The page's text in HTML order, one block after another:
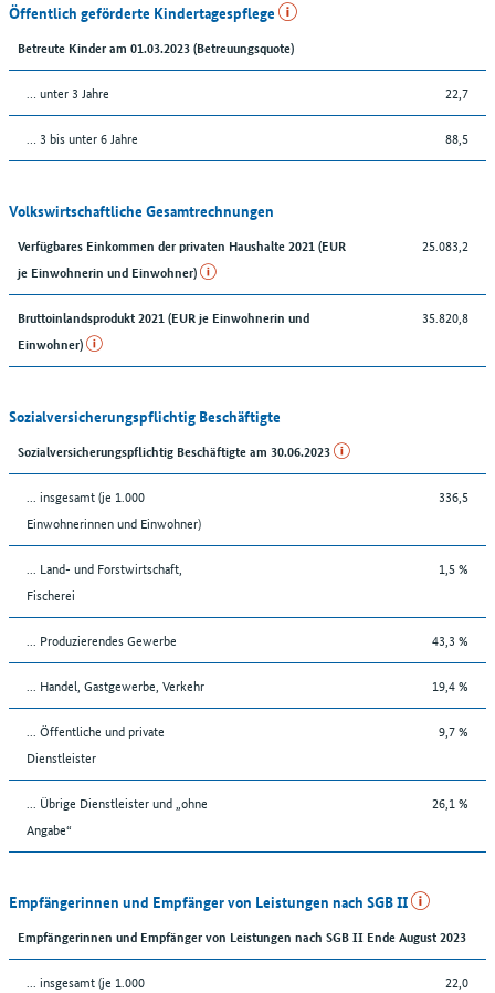
Öffentlich geförderte Kindertagespflege
Betreute Kinder am 01.03.2023 (Betreuungsquote)
… unter 3 Jahre 22,7
… 3 bis unter 6 Jahre 88,5
Volkswirtschaftliche Gesamtrechnungen
Verfügbares Einkommen der privaten Haushalte 2021 (EUR
je Einwohnerin und Einwohner)
25.083,2
Bruttoinlandsprodukt 2021 (EUR je Einwohnerin und
Einwohner)
35.820,8
Sozialversicherungspflichtig Beschäftigte
Sozialversicherungspflichtig Beschäftigte am 30.06.2023
... insgesamt (je 1.000
Einwohnerinnen und Einwohner)
336,5
... Land- und Forstwirtschaft,
Fischerei
1,5 %
... Produzierendes Gewerbe 43,3 %
... Handel, Gastgewerbe, Verkehr 19,4 %
... Öffentliche und private
Dienstleister
9,7 %
... Übrige Dienstleister und „ohne
Angabe“
26,1 %
Empfängerinnen und Empfänger von Leistungen nach SGB II
Empfängerinnen und Empfänger von Leistungen nach SGB II Ende August 2023
... insgesamt (je 1.000
22,0